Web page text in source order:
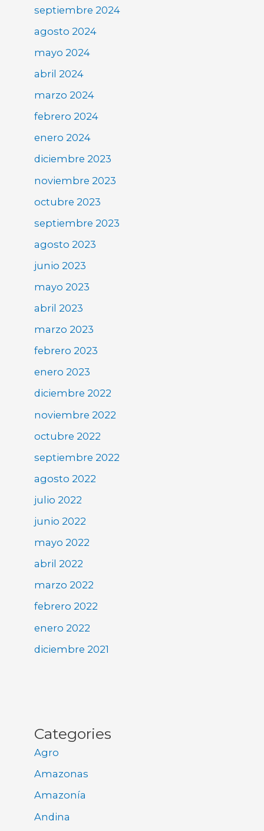
septiembre 2024
agosto 2024
mayo 2024
abril 2024
marzo 2024
febrero 2024
enero 2024
diciembre 2023
noviembre 2023
octubre 2023
septiembre 2023
agosto 2023
junio 2023
mayo 2023
abril 2023
marzo 2023
febrero 2023
enero 2023
diciembre 2022
noviembre 2022
octubre 2022
septiembre 2022
agosto 2022
julio 2022
junio 2022
mayo 2022
abril 2022
marzo 2022
febrero 2022
enero 2022
diciembre 2021
Categories
Agro
Amazonas
Amazonía
Andina